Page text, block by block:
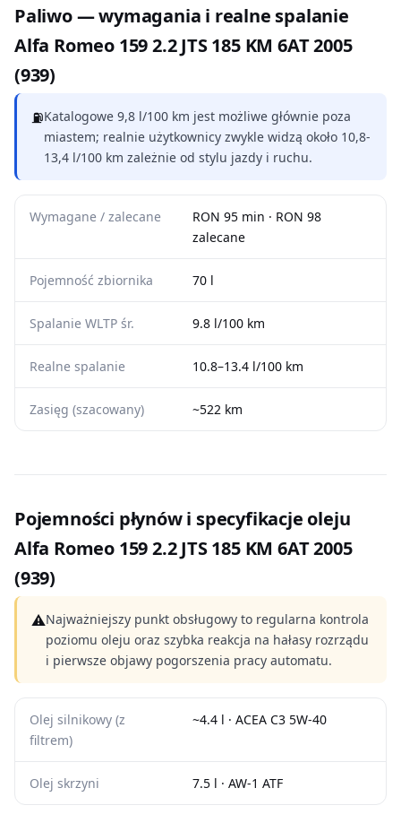
Paliwo — wymagania i realne spalanie
Alfa Romeo 159 2.2 JTS 185 KM 6AT 2005
(939)
⛽Katalogowe 9,8 l/100 km jest możliwe głównie poza
miastem; realnie użytkownicy zwykle widzą około 10,8-
13,4 l/100 km zależnie od stylu jazdy i ruchu.
Wymagane / zalecane
RON 95 min · RON 98
zalecane
Pojemność zbiornika 70 l
Spalanie WLTP śr. 9.8 l/100 km
Realne spalanie 10.8–13.4 l/100 km
Zasięg (szacowany) ~522 km
Pojemności płynów i specyfikacje oleju
Alfa Romeo 159 2.2 JTS 185 KM 6AT 2005
(939)
⚠Najważniejszy punkt obsługowy to regularna kontrola
poziomu oleju oraz szybka reakcja na hałasy rozrządu
i pierwsze objawy pogorszenia pracy automatu.
Olej silnikowy (z
filtrem)
~4.4 l · ACEA C3 5W-40
Olej skrzyni 7.5 l · AW-1 ATF